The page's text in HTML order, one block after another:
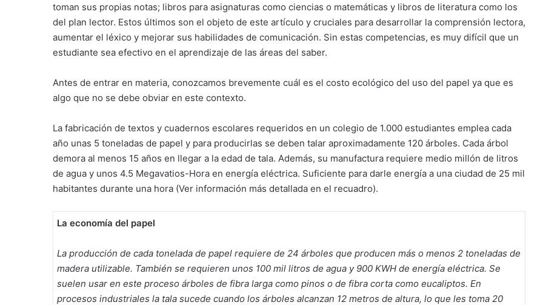
toman sus propias notas; libros para asignaturas como ciencias o matemáticas y libros de literatura como los
del plan lector. Estos últimos son el objeto de este artículo y cruciales para desarrollar la comprensión lectora,
aumentar el léxico y mejorar sus habilidades de comunicación. Sin estas competencias, es muy difícil que un
estudiante sea efectivo en el aprendizaje de las áreas del saber.
Antes de entrar en materia, conozcamos brevemente cuál es el costo ecológico del uso del papel ya que es
algo que no se debe obviar en este contexto.
La fabricación de textos y cuadernos escolares requeridos en un colegio de 1.000 estudiantes emplea cada
año unas 5 toneladas de papel y para producirlas se deben talar aproximadamente 120 árboles. Cada árbol
demora al menos 15 años en llegar a la edad de tala. Además, su manufactura requiere medio millón de litros
de agua y unos 4.5 Megavatios-Hora en energía eléctrica. Suficiente para darle energía a una ciudad de 25 mil
habitantes durante una hora (Ver información más detallada en el recuadro).
La economía del papel
La producción de cada tonelada de papel requiere de 24 árboles que producen más o menos 2 toneladas de
madera utilizable. También se requieren unos 100 mil litros de agua y 900 KWH de energía eléctrica. Se
suelen usar en este proceso árboles de fibra larga como pinos o de fibra corta como eucaliptos. En
procesos industriales la tala sucede cuando los árboles alcanzan 12 metros de altura, lo que les toma 20